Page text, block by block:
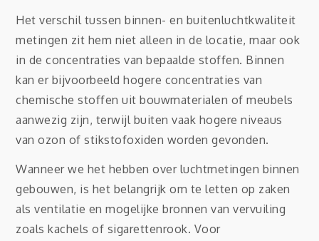
Het verschil tussen binnen- en buitenluchtkwaliteit
metingen zit hem niet alleen in de locatie, maar ook
in de concentraties van bepaalde stoffen. Binnen
kan er bijvoorbeeld hogere concentraties van
chemische stoffen uit bouwmaterialen of meubels
aanwezig zijn, terwijl buiten vaak hogere niveaus
van ozon of stikstofoxiden worden gevonden.
Wanneer we het hebben over luchtmetingen binnen
gebouwen, is het belangrijk om te letten op zaken
als ventilatie en mogelijke bronnen van vervuiling
zoals kachels of sigarettenrook. Voor